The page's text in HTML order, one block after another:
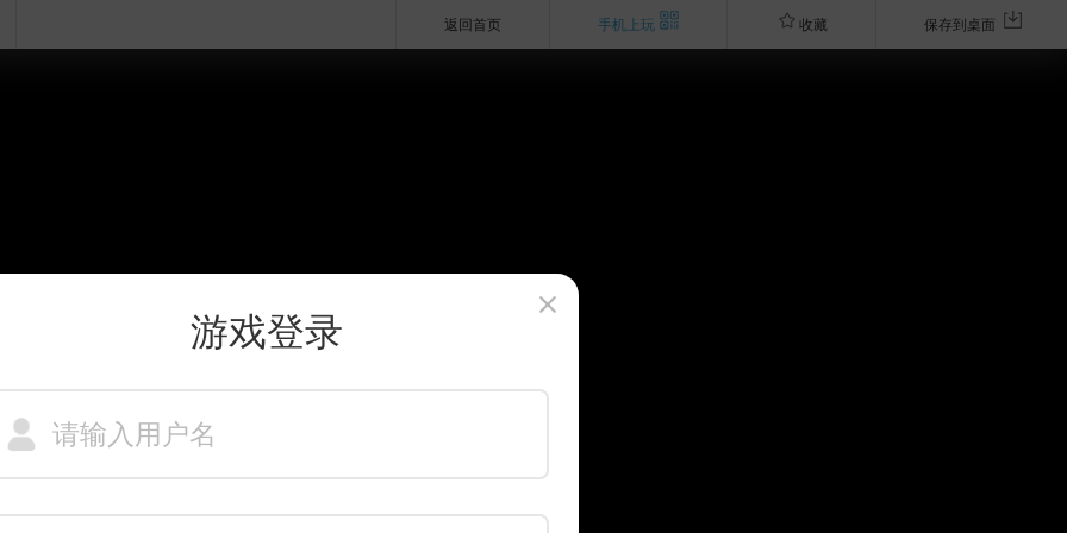
保存到桌面
收藏
手机上玩
返回首页
游戏登录